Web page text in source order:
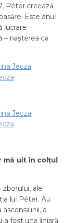
Péter creează
Este anul
lucrare
– nașterea ca
mă uit în colțul
ale
lui Péter. Au
a
a fost una liniară